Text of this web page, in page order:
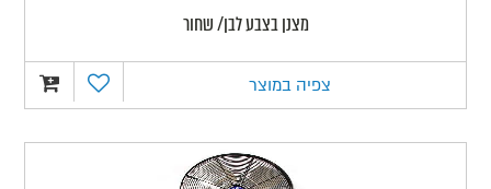
מצנן בצבע לבן/ שחור
צפיה במוצר